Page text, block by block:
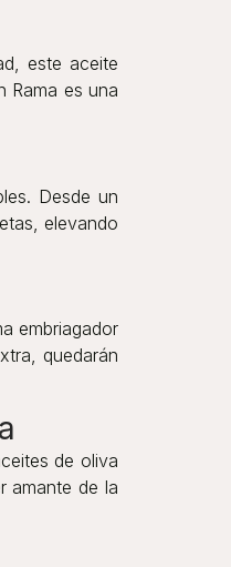
este aceite
Rama es una
Desde un
elevando
embriagador
quedarán
de oliva
amante de la